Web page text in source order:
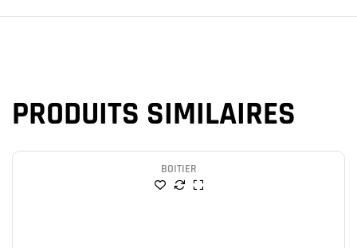
PRODUITS SIMILAIRES
BOITIER